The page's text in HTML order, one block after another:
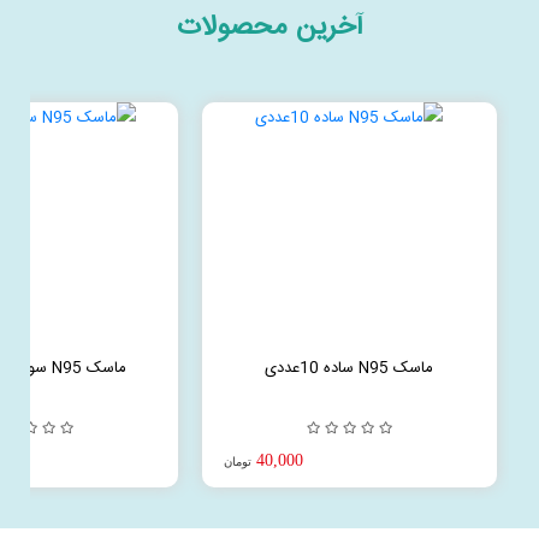
آخرین محصولات
ماسک N95 ساده 10عددی
40,000 تومان
ماسک N95 سوپاپ‌دار 5 عددی